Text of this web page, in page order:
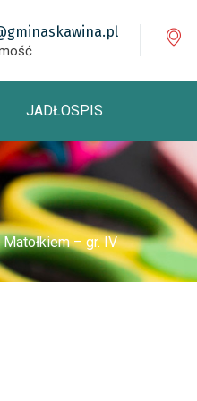
JADŁOSPIS
– gr. IV